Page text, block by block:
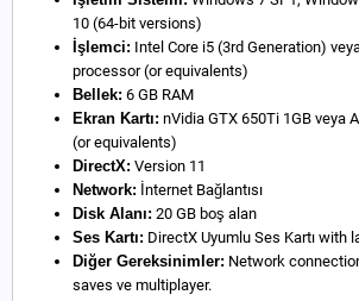
10 (64-bit versions)
İşlemci: Intel Core i5 (3rd Generation)
processor (or equivalents)
Bellek: 6 GB RAM
Ekran Kartı: nVidia GTX 650Ti 1GB veya
(or equivalents)
DirectX: Version 11
Network: İnternet Bağlantısı
Disk Alanı: 20 GB boş alan
Ses Kartı: DirectX Uyumlu Ses Kartı with
Diğer Gereksinimler: Network
saves ve multiplayer.